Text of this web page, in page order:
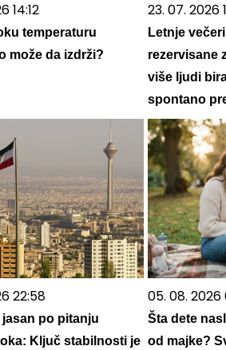
14:12
temperaturu
može da izdrži?
23. 07. 2026
Letnje
rezervisane
više ljudi
spontano
22:58
jasan po pitanju
Ključ stabilnosti je
05. 08. 2026
Šta dete
od majke?